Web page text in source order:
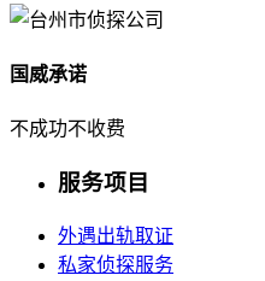
国威承诺
不成功不收费
服务项目
外遇出轨取证
私家侦探服务